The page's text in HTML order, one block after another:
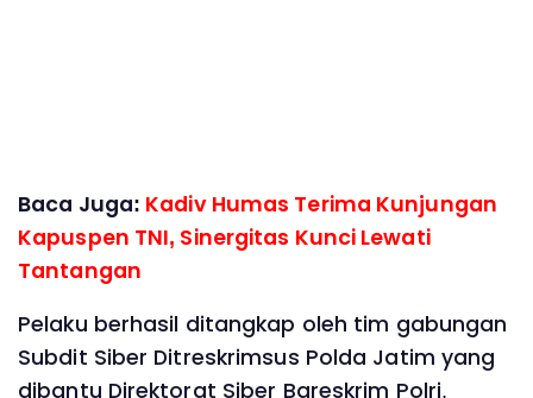
Baca Juga: Kadiv Humas Terima Kunjungan
Kapuspen TNI, Sinergitas Kunci Lewati
Tantangan
Pelaku berhasil ditangkap oleh tim gabungan
Subdit Siber Ditreskrimsus Polda Jatim yang
dibantu Direktorat Siber Bareskrim Polri,